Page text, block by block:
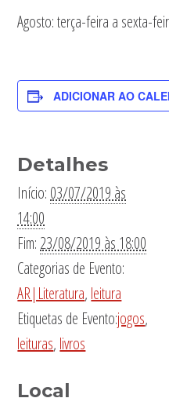
Agosto: terça-feira a sexta-
ADICIONAR AO
Detalhes
Início: 03/07/2019 às
14:00
Fim: 23/08/2019 às 18:00
Categorias de Evento:
AR|Literatura, leitura
Etiquetas de Evento:jogos,
leituras, livros
Local